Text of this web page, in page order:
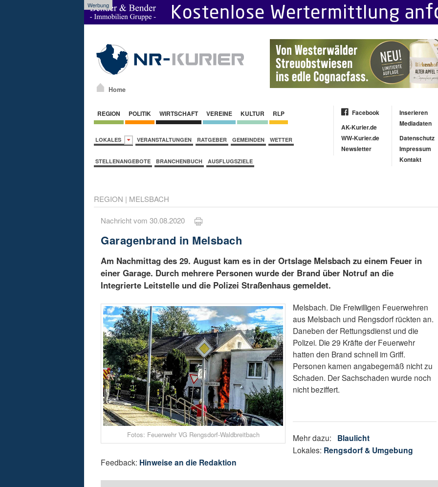
Werbung
Home
REGION POLITIK WIRTSCHAFT VEREINE KULTUR RLP
LOKALES VERANSTALTUNGEN RATGEBER GEMEINDEN WETTER
STELLENANGEBOTE BRANCHENBUCH AUSFLUGSZIELE
Facebook
AK-Kurier.de
WW-Kurier.de
Newsletter
Inserieren
Mediadaten
Datenschutz
Impressum
Kontakt
REGION | MELSBACH
Nachricht vom 30.08.2020
Garagenbrand in Melsbach
Am Nachmittag des 29. August kam es in der Ortslage Melsbach zu einem Feuer in
einer Garage. Durch mehrere Personen wurde der Brand über Notruf an die
Integrierte Leitstelle und die Polizei Straßenhaus gemeldet.
Fotos: Feuerwehr VG Rengsdorf-Waldbreitbach
Melsbach. Die Freiwilligen Feuerwehren
aus Melsbach und Rengsdorf rückten an.
Daneben der Rettungsdienst und die
Polizei. Die 29 Kräfte der Feuerwehr
hatten den Brand schnell im Griff.
Personen kamen angabegemäß nicht zu
Schaden. Der Sachschaden wurde noch
nicht beziffert.
Mehr dazu: Blaulicht
Lokales: Rengsdorf & Umgebung
Feedback: Hinweise an die Redaktion